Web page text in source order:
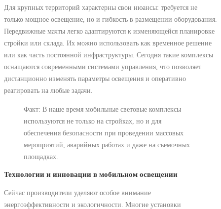
Для крупных территорий характерны свои нюансы: требуется не
только мощное освещение, но и гибкость в размещении оборудования.
Передвижные мачты легко адаптируются к изменяющейся планировке
стройки или склада. Их можно использовать как временное решение
или как часть постоянной инфраструктуры. Сегодня такие комплексы
оснащаются современными системами управления, что позволяет
дистанционно изменять параметры освещения и оперативно
реагировать на любые задачи.
Факт: В наше время мобильные световые комплексы
используются не только на стройках, но и для
обеспечения безопасности при проведении массовых
мероприятий, аварийных работах и даже на съемочных
площадках.
Технологии и инновации в мобильном освещении
Сейчас производители уделяют особое внимание
энергоэффективности и экологичности. Многие установки